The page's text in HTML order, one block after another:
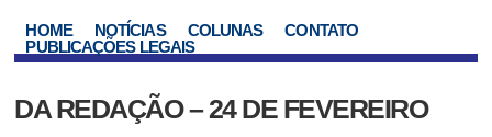
HOME NOTÍCIAS COLUNAS
CONTATO
PUBLICAÇÕES LEGAIS
DA REDAÇÃO – 24 DE FEVEREIRO